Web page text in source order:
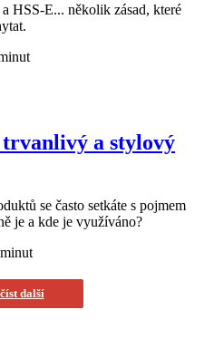
HSS-E... několik zásad, které
a stylový
se často setkáte s pojmem
je a kde je využíváno?
další